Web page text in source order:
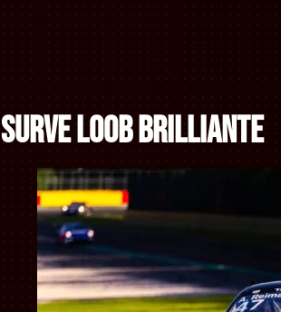
Surve loob brilliante